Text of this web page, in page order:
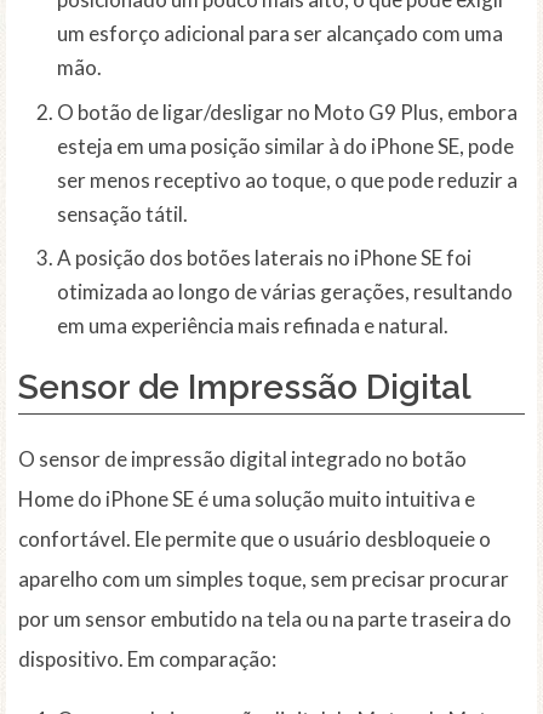
um esforço adicional para ser alcançado com uma
mão.
O botão de ligar/desligar no Moto G9 Plus, embora
esteja em uma posição similar à do iPhone SE, pode
ser menos receptivo ao toque, o que pode reduzir a
sensação tátil.
A posição dos botões laterais no iPhone SE foi
otimizada ao longo de várias gerações, resultando
em uma experiência mais refinada e natural.
Sensor de Impressão Digital
O sensor de impressão digital integrado no botão
Home do iPhone SE é uma solução muito intuitiva e
confortável. Ele permite que o usuário desbloqueie o
aparelho com um simples toque, sem precisar procurar
por um sensor embutido na tela ou na parte traseira do
dispositivo. Em comparação: